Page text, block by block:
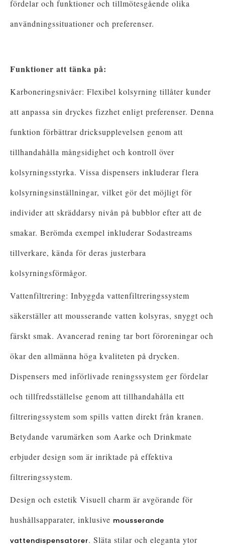
fördelar och funktioner och tillmötesgående olika
användningssituationer och preferenser.
Funktioner att tänka på:
Karboneringsnivåer: Flexibel kolsyrning tillåter kunder
att anpassa sin dryckes fizzhet enligt preferenser. Denna
funktion förbättrar dricksupplevelsen genom att
tillhandahålla mångsidighet och kontroll över
kolsyrningsstyrka. Vissa dispensers inkluderar flera
kolsyrningsinställningar, vilket gör det möjligt för
individer att skräddarsy nivån på bubblor efter att de
smakar. Berömda exempel inkluderar Sodastreams
tillverkare, kända för deras justerbara
kolsyrningsförmågor.
Vattenfiltrering: Inbyggda vattenfiltreringssystem
säkerställer att mousserande vatten kolsyras, snyggt och
färskt smak. Avancerad rening tar bort föroreningar och
ökar den allmänna höga kvaliteten på drycken.
Dispensers med införlivade reningssystem ger fördelar
och tillfredsställelse genom att tillhandahålla ett
filtreringssystem som spills vatten direkt från kranen.
Betydande varumärken som Aarke och Drinkmate
erbjuder design som är inriktade på effektiva
filtreringssystem.
Design och estetik Visuell charm är avgörande för
hushållsapparater, inklusive mousserande
vattendispensatorer. Släta stilar och eleganta ytor